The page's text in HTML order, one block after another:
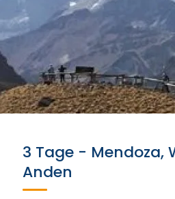
3 Tage - Mendoza,
Anden